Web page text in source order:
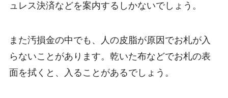
ュレス決済などを案内するしかないでしょう。
また汚損金の中でも、人の皮脂が原因でお札が入
らないことがあります。乾いた布などでお札の表
面を拭くと、入ることがあるでしょう。